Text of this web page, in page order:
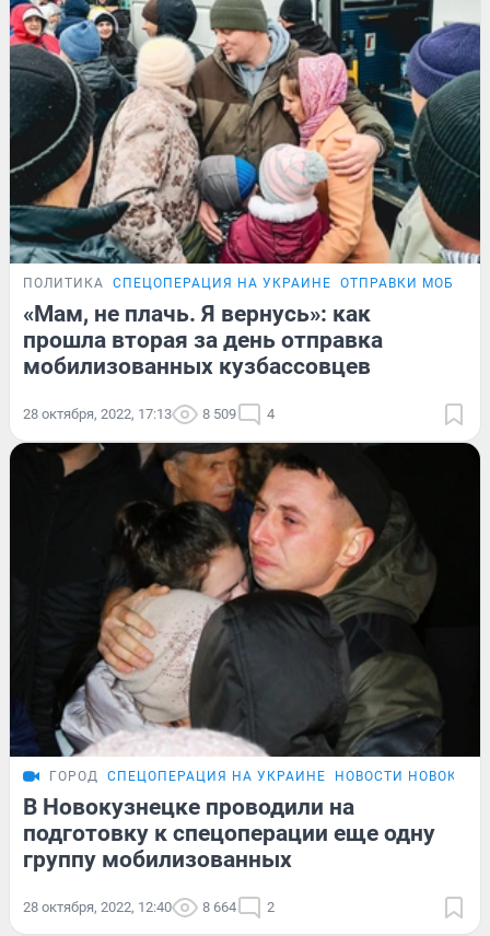
ПОЛИТИКА СПЕЦОПЕРАЦИЯ НА УКРАИНЕ ОТПРАВКИ
«Мам, не плачь. Я вернусь»: как
прошла вторая за день отправка
мобилизованных кузбассовцев
28 октября, 2022, 17:13 8 509 4
ГОРОД СПЕЦОПЕРАЦИЯ НА УКРАИНЕ НОВОСТИ
В Новокузнецке проводили на
подготовку к спецоперации еще одну
группу мобилизованных
28 октября, 2022, 12:40 8 664 2